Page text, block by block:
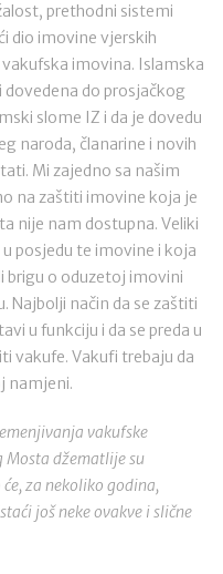
prethodni sistemi
dio imovine vjerskih
imovina. Islamska
do prosjačkog
slome IZ i da je dovedu
naroda, članarine i novih
Mi zajedno sa našim
na zaštiti imovine koja je
nije nam dostupna. Veliki
posjedu te imovine i koja
brigu o oduzetoj imovini
Najbolji način da se zaštiti
u funkciju i da se preda u
vakufe. Vakufi trebaju da
namjeni.
vakufske
Mosta džematlije su
za nekoliko godina,
još neke ovakve i slične